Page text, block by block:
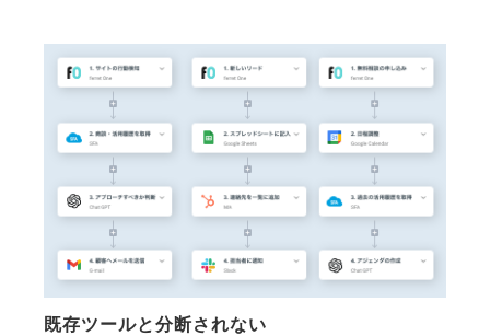
既存ツールと分断されない